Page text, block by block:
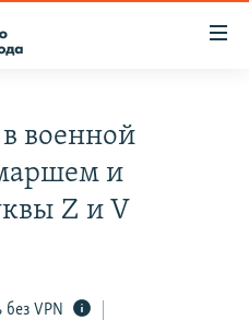
военной
и
Z и V
без VPN